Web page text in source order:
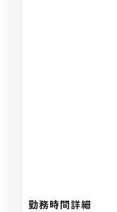
勤務時間詳細